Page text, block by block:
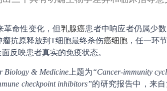
革命性变化，但乳腺癌患者中响应者仍属少
抗原释放到T细胞最终杀伤癌细胞 ，任一环
反映患者真实的免疫状态。
Biology & Medicine上题为“Cancer-immunity
checkpoint inhibitors”的研究报告中，来